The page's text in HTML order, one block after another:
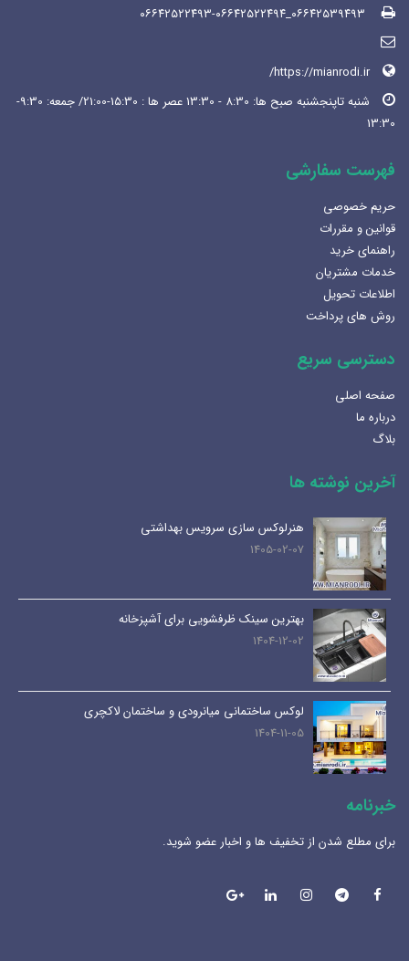
https://mianrodi.ir/
شنبه تاپنجشنبه صبح ها: 8:30 - 13:30 عصر ها : 15:30-21:00/ جمعه: 9:30-
13:30
فهرست سفارشی
حریم خصوصی
قوانین و مقررات
راهنمای خرید
خدمات مشتریان
اطلاعات تحویل
روش های پرداخت
دسترسی سریع
صفحه اصلی
درباره ما
بلاگ
آخرین نوشته ها
هنرلوکس سازی سرویس بهداشتی
1405-02-07
بهترین سینک ظرفشویی برای آشپزخانه
1404-12-02
لوکس ساختمانی میانرودی و ساختمان لاکچری
1404-11-05
خبرنامه
برای مطلع شدن از تخفیف ها و اخبار عضو شوید.